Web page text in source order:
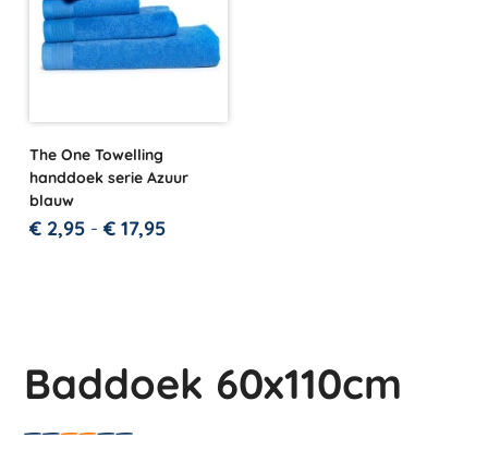
The One Towelling
handdoek serie Azuur
blauw
€ 2,95 - € 17,95
Baddoek 60x110cm